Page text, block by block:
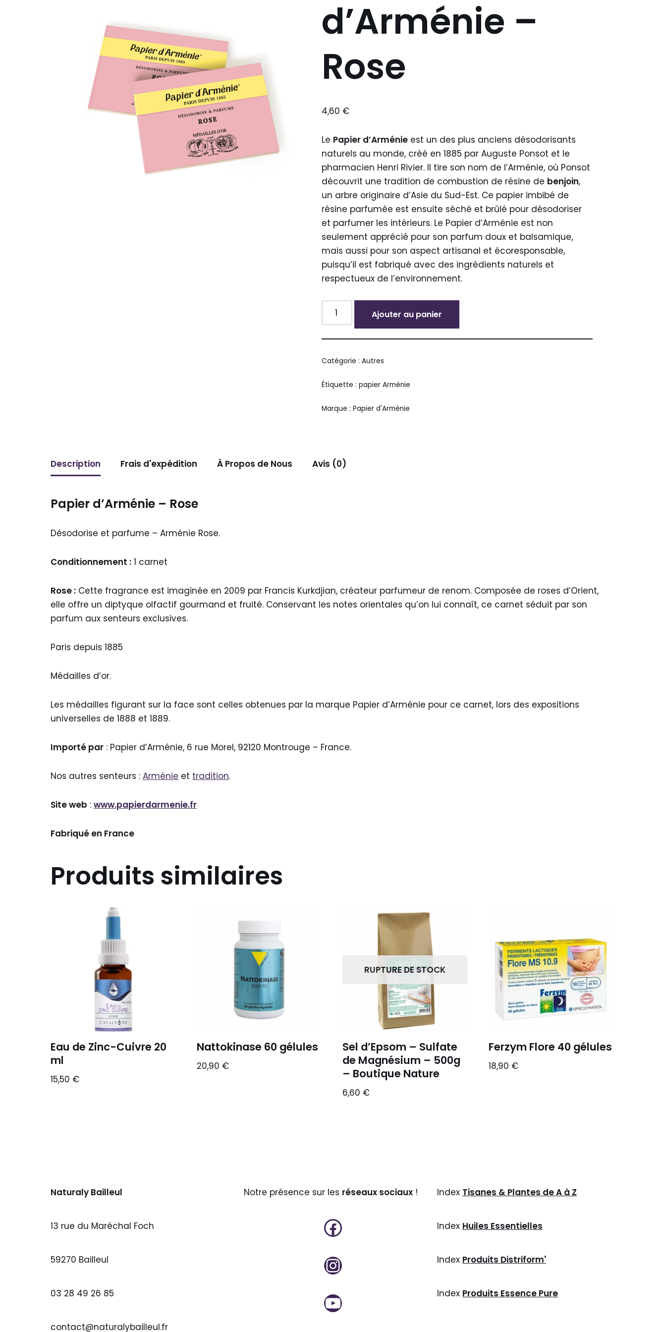
d’Arménie –
Rose
4,60 €
Le Papier d’Arménie est un des plus anciens désodorisants
naturels au monde, créé en 1885 par Auguste Ponsot et le
pharmacien Henri Rivier. Il tire son nom de l’Arménie, où Ponsot
découvrit une tradition de combustion de résine de benjoin,
un arbre originaire d’Asie du Sud-Est. Ce papier imbibé de
résine parfumée est ensuite séché et brûlé pour désodoriser
et parfumer les intérieurs. Le Papier d’Arménie est non
seulement apprécié pour son parfum doux et balsamique,
mais aussi pour son aspect artisanal et écoresponsable,
puisqu’il est fabriqué avec des ingrédients naturels et
respectueux de l’environnement.
Ajouter au panier
Alternative:
Catégorie :Autres
Étiquette :papier Arménie
Marque :Papier d'Arménie
Description Frais d'expédition À Propos de Nous Avis (0)
Papier d’Arménie – Rose
Désodorise et parfume – Arménie Rose.
Conditionnement : 1 carnet
Rose : Cette fragrance est imaginée en 2009 par Francis Kurkdjian, créateur parfumeur de renom. Composée de roses d’Orient,
elle offre un diptyque olfactif gourmand et fruité. Conservant les notes orientales qu’on lui connaît, ce carnet séduit par son
parfum aux senteurs exclusives.
Paris depuis 1885
Médailles d’or.
Les médailles figurant sur la face sont celles obtenues par la marque Papier d’Arménie pour ce carnet, lors des expositions
universelles de 1888 et 1889.
Importé par : Papier d’Arménie, 6 rue Morel, 92120 Montrouge – France.
Nos autres senteurs : Arménie et tradition.
Site web : www.papierdarmenie.fr
Fabriqué en France
Produits similaires
Eau de Zinc-Cuivre 20
ml
15,50 €
Nattokinase 60 gélules
20,90 €
RUPTURE DE STOCK
Sel d’Epsom – Sulfate
de Magnésium – 500g
– Boutique Nature
6,60 €
Ferzym Flore 40 gélules
18,90 €
Naturaly Bailleul
13 rue du Maréchal Foch
59270 Bailleul
03 28 49 26 85
contact@naturalybailleul.fr
Notre présence sur les réseaux sociaux ! Index Tisanes & Plantes de A à Z
Index Huiles Essentielles
Index Produits Distriform'
Index Produits Essence Pure